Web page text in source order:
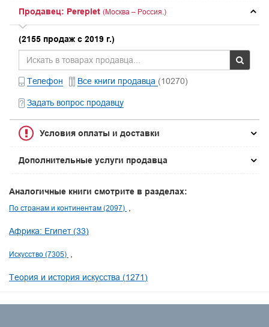
Продавец: Pereplet (Москва – Россия.)
(2155 продаж с 2019 г.)
Телефон Все книги продавца (10270)
Задать вопрос продавцу
Условия оплаты и доставки
Дополнительные услуги продавца
Аналогичные книги смотрите в разделах:
По странам и континентам (2097)
Африка: Египет (33)
Искусство (7305)
Теория и история искусства (1271)